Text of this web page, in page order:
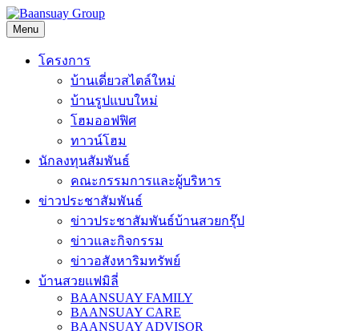
Skip
to
content
Menu
โครงการ
บ้านเดี่ยวสไตล์ใหม่
บ้านรูปแบบใหม่
โฮมออฟฟิศ
ทาวน์โฮม
นักลงทุนสัมพันธ์
คณะกรรมการและผู้บริหาร
ข่าวประชาสัมพันธ์
ข่าวประชาสัมพันธ์บ้านสวยกรุ๊ป
ข่าวและกิจกรรม
ข่าวอสังหาริมทรัพย์
บ้านสวยแฟมิลี่
BAANSUAY FAMILY
BAANSUAY CARE
BAANSUAY ADVISOR